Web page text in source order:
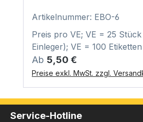
Artikelnummer: EBO-6
Preis pro VE; VE = 25
Einleger); VE = 100 Etiketten
Regulärer Preis:
Ab 5,50 €
Preise exkl. MwSt. zzgl.
Service-Hotline